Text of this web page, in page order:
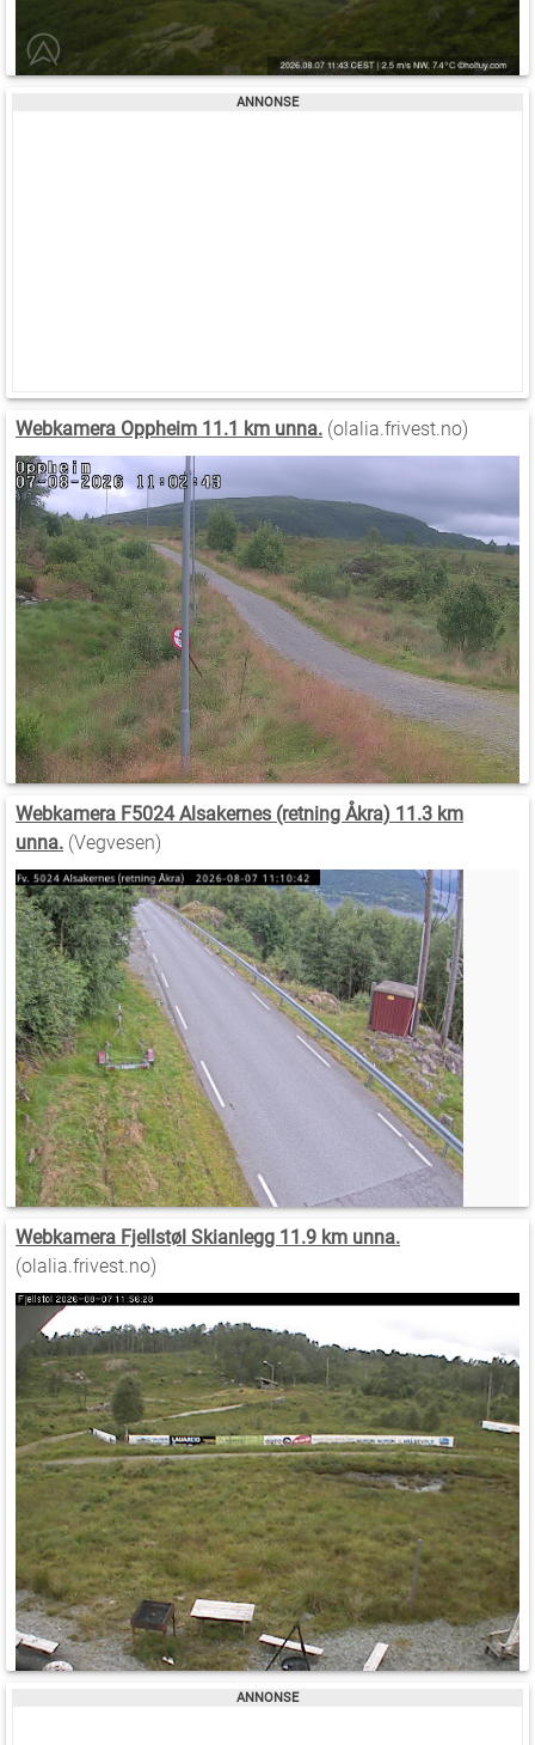
Webkamera Oppheim 11.1 km unna. (olalia.frivest.no)
Webkamera F5024 Alsakernes (retning Åkra) 11.3 km
unna. (Vegvesen)
Webkamera Fjellstøl Skianlegg 11.9 km unna.
(olalia.frivest.no)